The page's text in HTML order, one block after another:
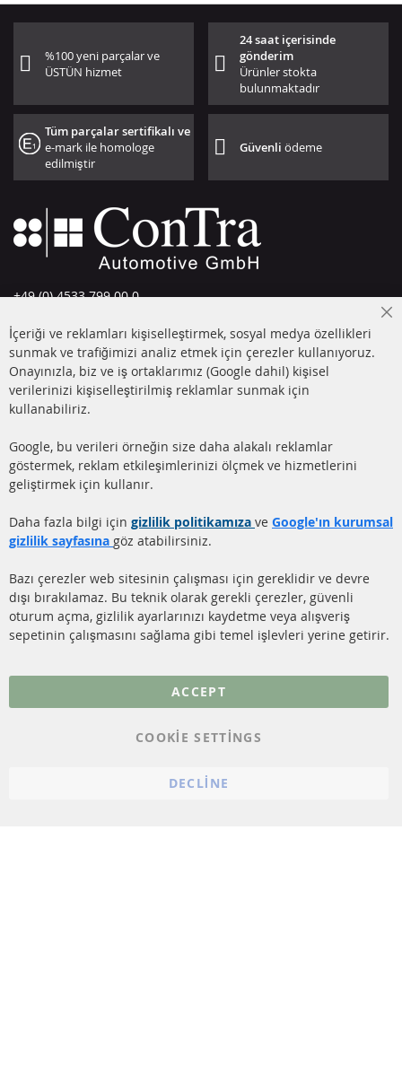
%100 yeni parçalar ve
ÜSTÜN hizmet
24 saat içerisinde
gönderim
Ürünler stokta
bulunmaktadır
Tüm parçalar sertifikalı ve
e-mark ile homologe
edilmiştir
Güvenliödeme
+49 (0) 4533 799 00 0
info@contra-automotive.de
facebook
instagram
HIZLI LİNKLER
(DPF)
DİZEL PARTİKÜL FİLTRESİ
KATALİZÖR (KAT)
SSS
MÜŞTERİ
Hakkımızda
Gönderim ücreti
Daha fazla link
Veri koruma
Genel Çalışma Koşulları
İçeriği ve reklamları kişiselleştirmek, sosyal medya özellikleri
sunmak ve trafiğimizi analiz etmek için çerezler kullanıyoruz.
Onayınızla, biz ve iş ortaklarımız (Google dahil) kişisel
verilerinizi kişiselleştirilmiş reklamlar sunmak için
kullanabiliriz.
Google, bu verileri örneğin size daha alakalı reklamlar
göstermek, reklam etkileşimlerinizi ölçmek ve hizmetlerini
geliştirmek için kullanır.
Daha fazla bilgi için gizlilik politikamıza ve Google'ın kurumsal
gizlilik sayfasına göz atabilirsiniz.
Bazı çerezler web sitesinin çalışması için gereklidir ve devre
dışı bırakılamaz. Bu teknik olarak gerekli çerezler, güvenli
oturum açma, gizlilik ayarlarınızı kaydetme veya alışveriş
sepetinin çalışmasını sağlama gibi temel işlevleri yerine getirir.
ACCEPT
COOKIE SETTINGS
DECLINE